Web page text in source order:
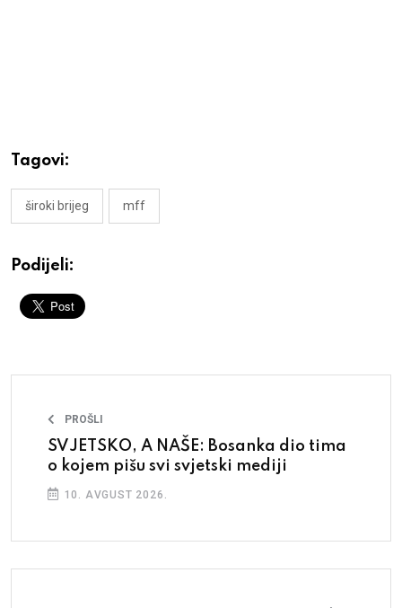
Tagovi:
široki brijeg mff
Podijeli:
PROŠLI
SVJETSKO, A NAŠE: Bosanka dio tima
o kojem pišu svi svjetski mediji
10. AVGUST 2026.